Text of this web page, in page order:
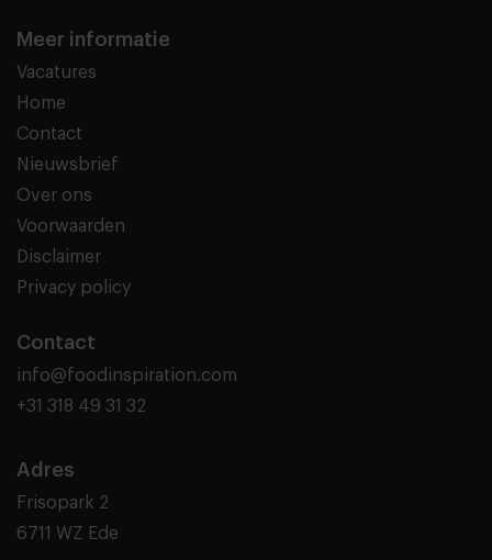
Meer informatie
Vacatures
Home
Contact
Nieuwsbrief
Over ons
Voorwaarden
Disclaimer
Privacy policy
Contact
info@foodinspiration.com
+31 318 49 31 32
Adres
Frisopark 2
6711 WZ Ede